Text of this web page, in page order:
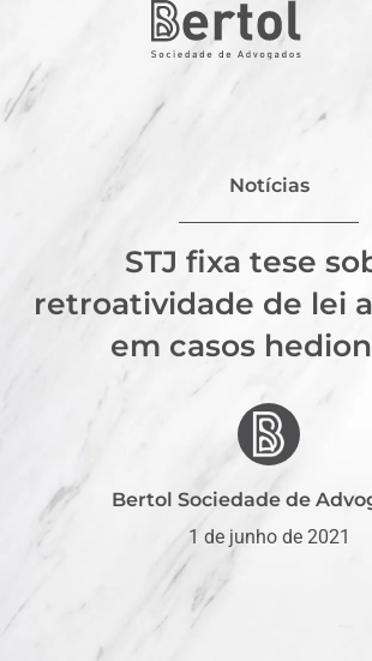
Notícias
STJ fixa tese
retroatividade de lei
em casos
Bertol Sociedade de
1 de junho de 2021